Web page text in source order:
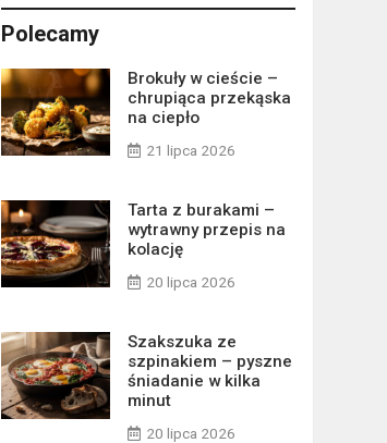
Polecamy
Brokuły w cieście –
chrupiąca przekąska
na ciepło
21 lipca 2026
Tarta z burakami –
wytrawny przepis na
kolację
20 lipca 2026
Szakszuka ze
szpinakiem – pyszne
śniadanie w kilka
minut
20 lipca 2026